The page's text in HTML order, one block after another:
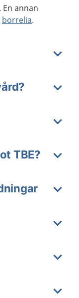
. En annan
borrelia.
TBE?